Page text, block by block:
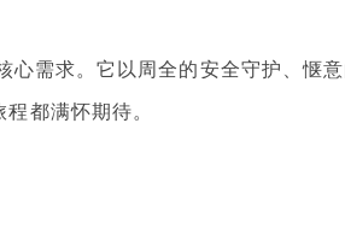
需求。它以周全的安全守护、惬意
都满怀期待。